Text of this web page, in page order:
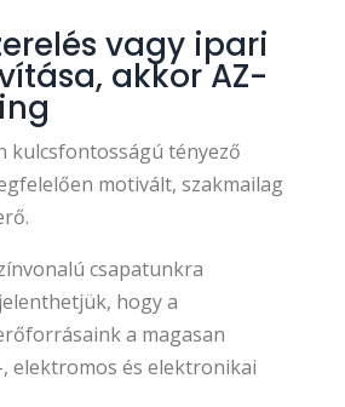
vagy ipari
akkor AZ-
kulcsfontosságú tényező
motivált, szakmailag
csapatunkra
hogy a
a magasan
elektromos és elektronikai